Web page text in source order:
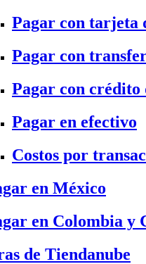
Pagar con tarjeta
Pagar con
Pagar con crédito
Pagar en efectivo
Costos por
en México
en Colombia y
de Tiendanube